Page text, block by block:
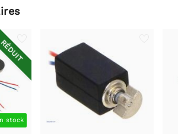
stock